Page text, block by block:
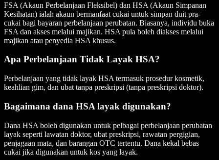
FSA (Akaun Perbelanjaan Fleksibel) dan HSA (Akaun Simpanan
Kesihatan) ialah akaun bermanfaat cukai untuk simpan duit pra-
cukai bagi bayaran perbelanjaan perubatan. Biasanya, individu buka
FSA dan akses melalui majikan. HSA pula boleh diakses melalui
majikan atau penyedia HSA khusus.
Apa Perbelanjaan Tidak Layak HSA?
Perbelanjaan yang tidak layak HSA termasuk prosedur kosmetik,
keahlian gim, dan ubat tanpa preskripsi (tanpa preskripsi doktor).
Bagaimana dana HSA layak digunakan?
Dana HSA boleh digunakan untuk pelbagai perbelanjaan perubatan
layak seperti lawatan doktor, ubat preskripsi, rawatan pergigian,
penjagaan mata, dan barangan OTC tertentu. Dana kekal bebas
cukai jika digunakan untuk kos yang layak.